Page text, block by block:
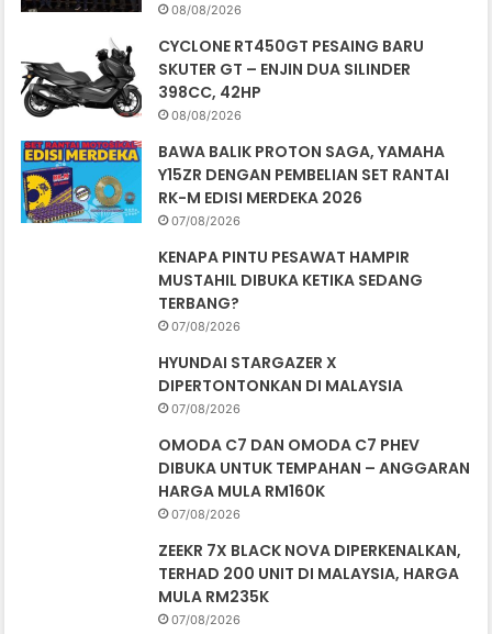
08/08/2026
CYCLONE RT450GT PESAING BARU
SKUTER GT – ENJIN DUA SILINDER
398CC, 42HP
08/08/2026
BAWA BALIK PROTON SAGA, YAMAHA
Y15ZR DENGAN PEMBELIAN SET RANTAI
RK-M EDISI MERDEKA 2026
07/08/2026
KENAPA PINTU PESAWAT HAMPIR
MUSTAHIL DIBUKA KETIKA SEDANG
TERBANG?
07/08/2026
HYUNDAI STARGAZER X
DIPERTONTONKAN DI MALAYSIA
07/08/2026
OMODA C7 DAN OMODA C7 PHEV
DIBUKA UNTUK TEMPAHAN – ANGGARAN
HARGA MULA RM160K
07/08/2026
ZEEKR 7X BLACK NOVA DIPERKENALKAN,
TERHAD 200 UNIT DI MALAYSIA, HARGA
MULA RM235K
07/08/2026